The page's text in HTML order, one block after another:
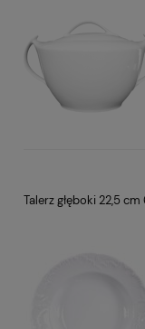
Talerz głęboki 22,5